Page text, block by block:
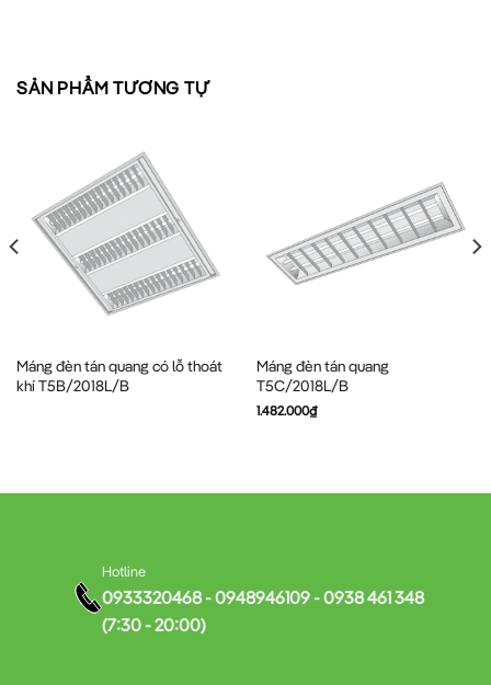
SẢN PHẨM TƯƠNG TỰ
Máng đèn tán quang có lỗ thoát
khí T5B/2018L/B
Máng đèn tán quang
T5C/2018L/B
1.482.000₫
Hotline
0933320468 - 0948946109 - 0938 461 348
(7:30 - 20:00)